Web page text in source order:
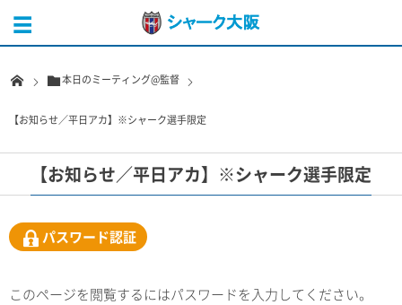
本日のミーティング@監督
【お知らせ／平日アカ】※シャーク選手限定
【お知らせ／平日アカ】※シャーク選手限定
パスワード認証
このページを閲覧するにはパスワードを入力してください。